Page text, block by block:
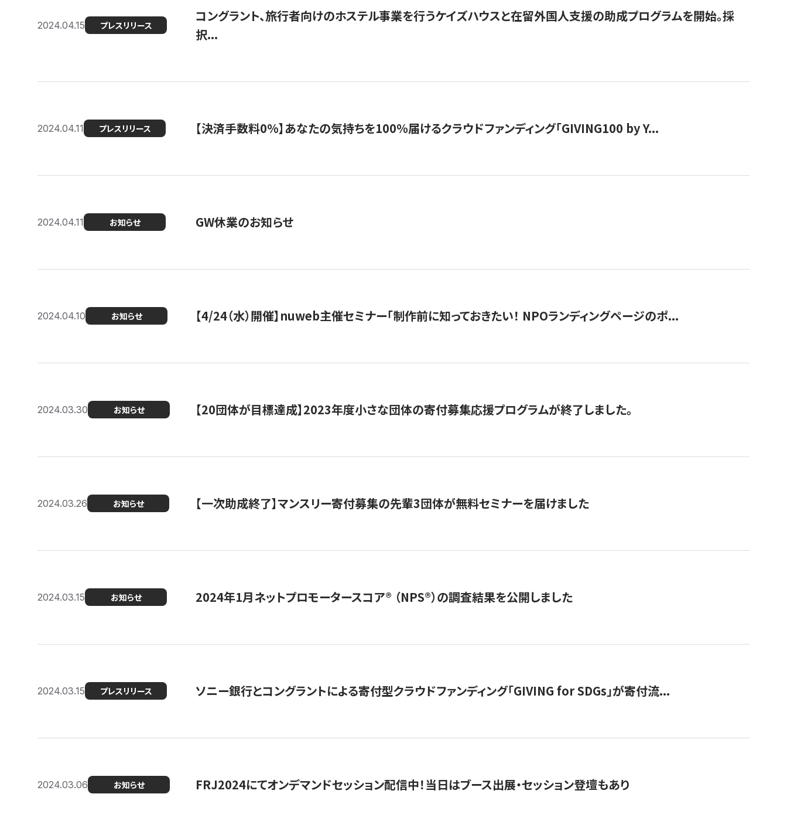
2024.04.15 プレスリリース
コングラント、旅行者向けのホステル事業を行うケイズハウスと在留外国人支援の助成プログラムを開始。採
択...
2024.04.11 プレスリリース 【決済手数料0%】あなたの気持ちを100％届けるクラウドファンディング「GIVING100 by Y...
2024.04.11 お知らせ GW休業のお知らせ
2024.04.10 お知らせ 【4/24（水）開催】nuweb主催セミナー「制作前に知っておきたい！ NPOランディングページのポ...
2024.03.30 お知らせ 【20団体が目標達成】2023年度小さな団体の寄付募集応援プログラムが終了しました。
2024.03.26 お知らせ 【一次助成終了】マンスリー寄付募集の先輩3団体が無料セミナーを届けました
2024.03.15 お知らせ 2024年1月ネットプロモータースコア®︎ （NPS®︎）の調査結果を公開しました
2024.03.15 プレスリリース ソニー銀行とコングラントによる寄付型クラウドファンディング「GIVING for SDGs」が寄付流...
2024.03.06 お知らせ FRJ2024にてオンデマンドセッション配信中！当日はブース出展・セッション登壇もあり